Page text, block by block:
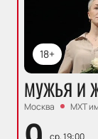
18+
МУЖЬЯ И
Москва МХТ